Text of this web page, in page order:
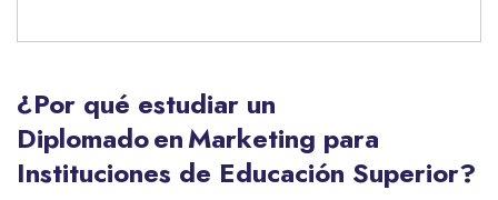
¿Por qué estudiar un
Diplomado en Marketing para
Instituciones de Educación Superior?